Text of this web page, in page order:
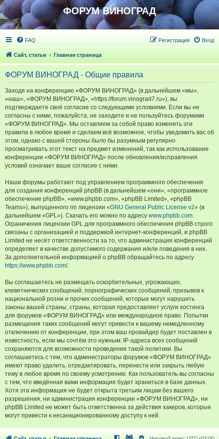
ФОРУМ ВИНОГРАД
FAQ Вход
Регистрация
Сайт, статьи Главная страница
ФОРУМ ВИНОГРАД - Общие правила
Заходя на конференцию «ФОРУМ ВИНОГРАД» (в дальнейшем «мы»,
«наш», «ФОРУМ ВИНОГРАД», «https://forum.vinograd7.ru»), вы
подтверждаете своё согласие со следующими условиями. Если вы не
согласны с ними, пожалуйста, не заходите и не пользуйтесь форумами
«ФОРУМ ВИНОГРАД». Мы оставляем за собой право изменять эти
правила в любое время и сделаем всё возможное, чтобы уведомить вас об
этом, однако с вашей стороны было бы разумным регулярно
просматривать этот текст на предмет изменений, так как использование
конференции «ФОРУМ ВИНОГРАД» после обновления/исправления
условий означает ваше согласие с ними.
Наши форумы работают под управлением программного обеспечения
для создания конференций phpBB (в дальнейшем «они», «программное
обеспечение phpBB», «www.phpbb.com», «phpBB Limited», «phpBB
Teams»), выпущенного по лицензии «GNU General Public License v2» (в
дальнейшем «GPL»). Скачать его можно по адресу www.phpbb.com.
Ограничения лицензии GPL для программного обеспечения phpBB строго
связаны с организацией и поддержкой интернет-конференций, и phpBB
Limited не несёт ответственности за то, что администрация конференций
определяет в качестве допустимого содержания и/или поведения в них.
За дополнительной информацией о phpBB обращайтесь по адресу
https://www.phpbb.com/.
Вы соглашаетесь не размещать оскорбительных, угрожающих,
клеветнических сообщений, порнографических сообщений, призывов к
национальной розни и прочих сообщений, которые могут нарушить
законы вашей страны, страны, которая предоставляет услуги хостинга
для форумов «ФОРУМ ВИНОГРАД» или международное право. Попытки
размещения таких сообщений могут привести к вашему немедленному
отключению от конференции, при этом ваш провайдер будет поставлен в
известность, если мы сочтём это нужным. IP-адреса всех сообщений
сохраняются для возможности проведения такой политики. Вы
соглашаетесь с тем, что администраторы форумов «ФОРУМ ВИНОГРАД»
имеют право удалить, отредактировать, перенести или закрыть любую
тему в любое время по своему усмотрению. Как пользователь вы согласны
с тем, что введённая вами информация будет храниться в базе данных.
Хотя эта информация не будет открыта третьим лицам без вашего
разрешения, ни администрация конференции «ФОРУМ ВИНОГРАД», ни
phpBB Limited не может быть ответственна за действия хакеров, которые
могут привести к несанкционированному доступу к ней.